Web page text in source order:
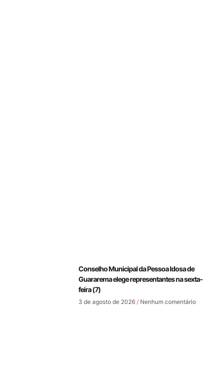
Conselho Municipal da Pessoa Idosa de
Guararema elege representantes na sexta-
feira (7)
3 de agosto de 2026 Nenhum comentário